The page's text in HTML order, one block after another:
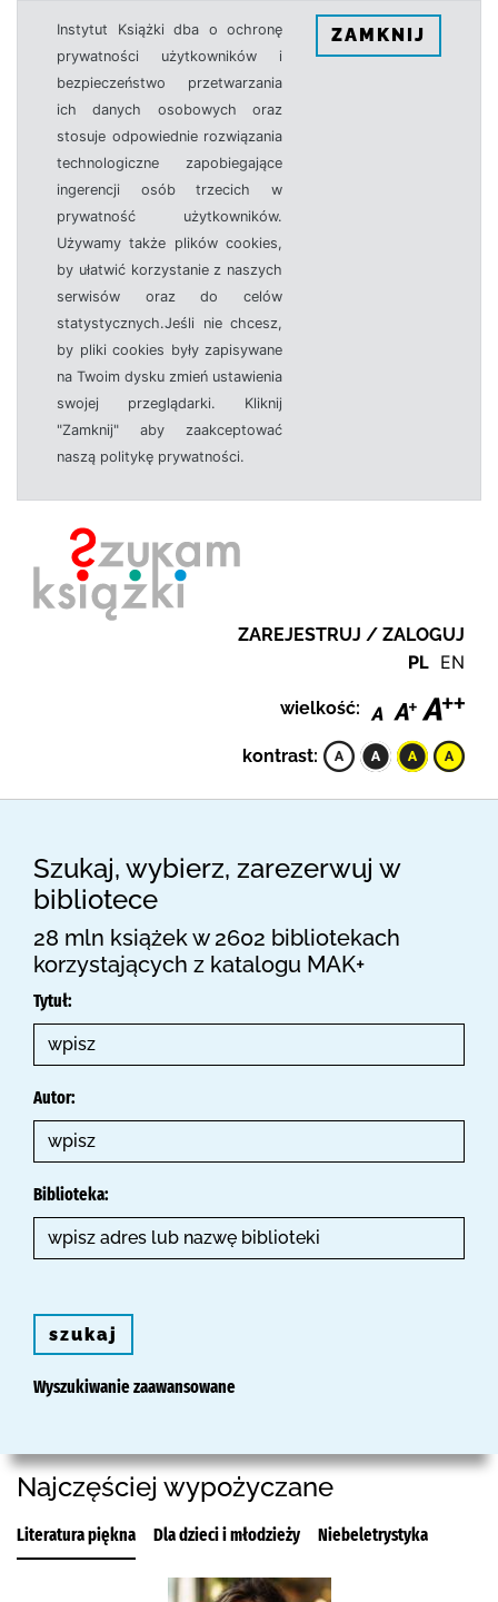
Instytut Książki dba o ochronę
prywatności użytkowników i
bezpieczeństwo przetwarzania
ich danych osobowych oraz
stosuje odpowiednie rozwiązania
technologiczne zapobiegające
ingerencji osób trzecich w
prywatność użytkowników.
Używamy także plików cookies,
by ułatwić korzystanie z naszych
serwisów oraz do celów
statystycznych.Jeśli nie chcesz,
by pliki cookies były zapisywane
na Twoim dysku zmień ustawienia
swojej przeglądarki. Kliknij
"Zamknij" aby zaakceptować
naszą politykę prywatności.
ZAMKNIJ
ZAREJESTRUJ / ZALOGUJ
PL EN
wielkość:
kontrast:
Szukaj, wybierz, zarezerwuj w
bibliotece
28 mln książek w 2602 bibliotekach
korzystających z katalogu MAK+
Tytuł:
Autor:
Biblioteka:
szukaj
Wyszukiwanie zaawansowane
Najczęściej wypożyczane
Literatura piękna Dla dzieci i młodzieży Niebeletrystyka